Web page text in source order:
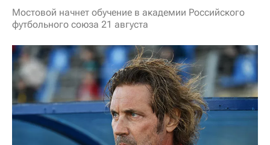
Мостовой начнет обучение в академии Российского
футбольного союза 21 августа